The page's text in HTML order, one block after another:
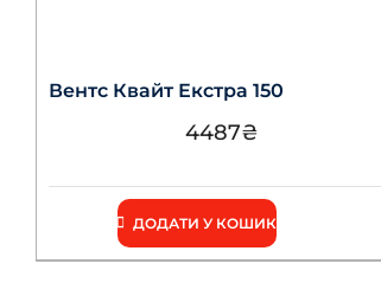
Вентс Квайт Екстра 150
4487₴
ДОДАТИ У КОШИК